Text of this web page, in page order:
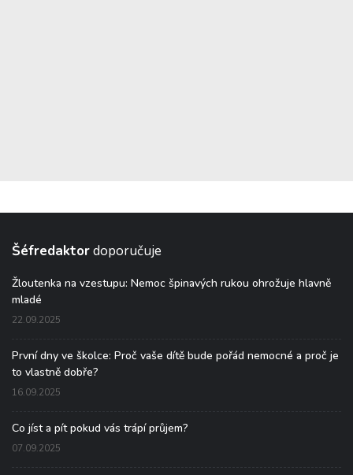
Šéfredaktordoporučuje
Žloutenka na vzestupu: Nemoc špinavých rukou ohrožuje hlavně
mladé
22.09.2025
První dny ve školce: Proč vaše dítě bude pořád nemocné a proč je
to vlastně dobře?
16.09.2025
Co jíst a pít pokud vás trápí průjem?
07.09.2025